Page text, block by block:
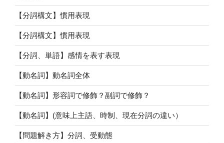
【分詞構文】慣用表現
【分詞構文】慣用表現
【分詞、単語】感情を表す表現
【動名詞】動名詞全体
【動名詞】形容詞で修飾？副詞で修飾？
【動名詞】(意味上主語、時制、現在分詞の違い）
【問題解き方】分詞、受動態